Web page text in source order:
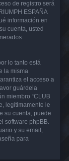
de registro será
ESPAÑA
información en
cuenta, usted
lo tanto está
la misma
el acceso a
guárdela
miembro “CLUB
legítimamente le
su cuenta, puede
software phpBB.
y su email,
para